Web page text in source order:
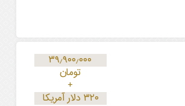
۳۹٫۹۰۰٫۰۰۰
تومان
+
۳۲۰ دلار آمریکا